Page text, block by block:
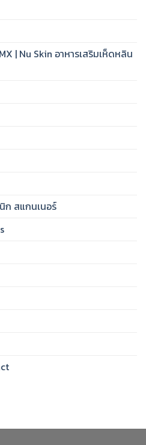
| Nu Skin อาหารเสริมเห็ดหลิน
ก สแกนเนอร์